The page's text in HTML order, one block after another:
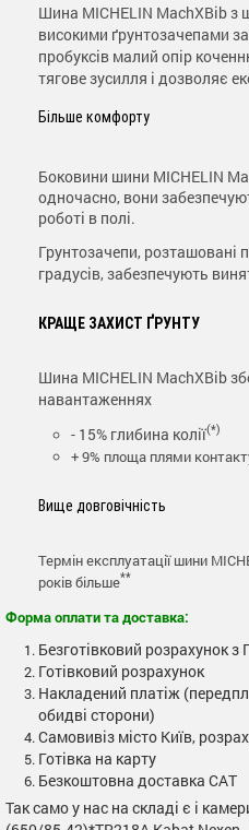
Шина MICHELIN MachXBib з
високими ґрунтозачепами
пробуксів малий опір
тягове зусилля і дозволяє
Більше комфорту
Боковини шини MICHELIN
одночасно, вони
роботі в полі.
Грунтозачепи, розташовані
градусів, забезпечують
КРАЩЕ ЗАХИСТ ҐРУНТУ
Шина MICHELIN MachXBib
навантаженнях
- 15% глибина колії(*)
+ 9% площа плями
Вище довговічність
Термін експлуатації шини
років більше**
Форма оплати та доставка:
Безготівковий розрахунок
Готівковий розрахунок
Накладений платіж
обидві сторони)
Самовивіз місто Київ,
Готівка на карту
Безкоштовна доставка САТ
Так само у нас на складі є і